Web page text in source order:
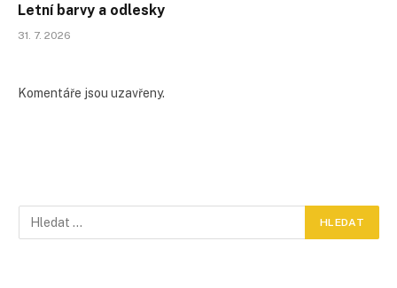
Letní barvy a odlesky
31. 7. 2026
Komentáře jsou uzavřeny.